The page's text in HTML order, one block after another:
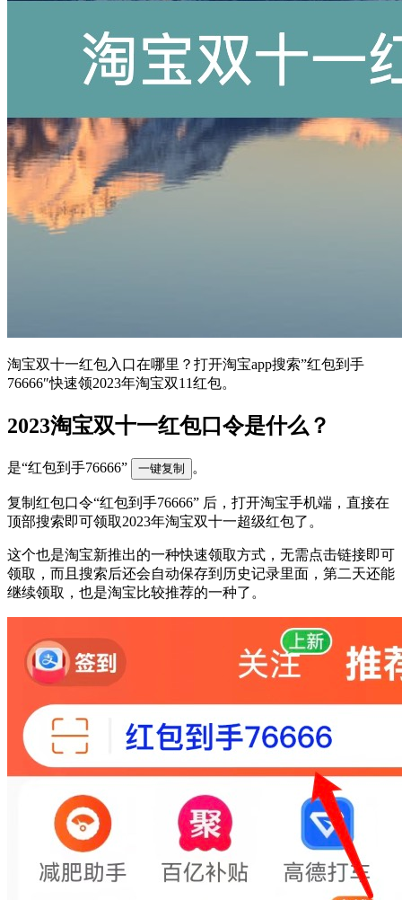
淘宝双十一红包入口在哪里？打开淘宝app搜索”红包到手
76666″快速领2023年淘宝双11红包。
2023淘宝双十一红包口令是什么？
是“红包到手76666” 一键复制 。
复制红包口令“红包到手76666” 后，打开淘宝手机端，直接在
顶部搜索即可领取2023年淘宝双十一超级红包了。
这个也是淘宝新推出的一种快速领取方式，无需点击链接即可
领取，而且搜索后还会自动保存到历史记录里面，第二天还能
继续领取，也是淘宝比较推荐的一种了。